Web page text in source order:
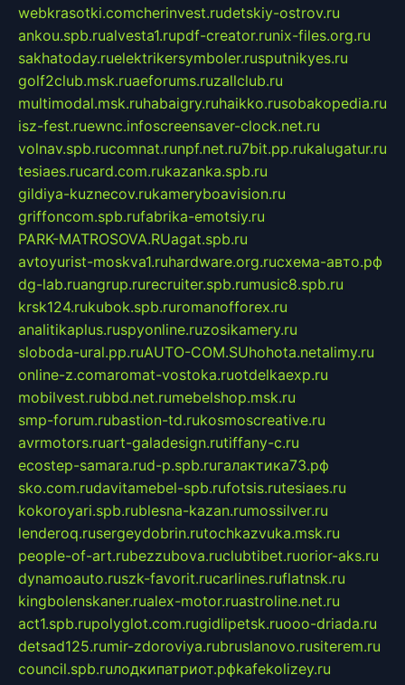
webkrasotki.comcherinvest.rudetskiy-ostrov.ru
ankou.spb.rualvesta1.rupdf-creator.runix-files.org.ru
sakhatoday.ruelektrikersymboler.rusputnikyes.ru
golf2club.msk.ruaeforums.ruzallclub.ru
multimodal.msk.ruhabaigry.ruhaikko.rusobakopedia.ru
isz-fest.ruewnc.infoscreensaver-clock.net.ru
volnav.spb.rucomnat.runpf.net.ru7bit.pp.rukalugatur.ru
tesiaes.rucard.com.rukazanka.spb.ru
gildiya-kuznecov.rukameryboavision.ru
griffoncom.spb.rufabrika-emotsiy.ru
PARK-MATROSOVA.RUagat.spb.ru
avtoyurist-moskva1.ruhardware.org.ruсхема-авто.рф
dg-lab.ruangrup.rurecruiter.spb.rumusic8.spb.ru
krsk124.rukubok.spb.ruromanofforex.ru
analitikaplus.ruspyonline.ruzosikamery.ru
sloboda-ural.pp.ruAUTO-COM.SUhohota.netalimy.ru
online-z.comaromat-vostoka.ruotdelkaexp.ru
mobilvest.rubbd.net.rumebelshop.msk.ru
smp-forum.rubastion-td.rukosmoscreative.ru
avrmotors.ruart-galadesign.rutiffany-c.ru
ecostep-samara.rud-p.spb.ruгалактика73.рф
sko.com.rudavitamebel-spb.rufotsis.rutesiaes.ru
kokoroyari.spb.rublesna-kazan.rumossilver.ru
lenderoq.rusergeydobrin.rutochkazvuka.msk.ru
people-of-art.rubezzubova.ruclubtibet.ruorior-aks.ru
dynamoauto.ruszk-favorit.rucarlines.ruflatnsk.ru
kingbolenskaner.rualex-motor.ruastroline.net.ru
act1.spb.rupolyglot.com.rugidlipetsk.ruooo-driada.ru
detsad125.rumir-zdoroviya.rubruslanovo.rusiterem.ru
council.spb.ruлодкипатриот.рфkafekolizey.ru